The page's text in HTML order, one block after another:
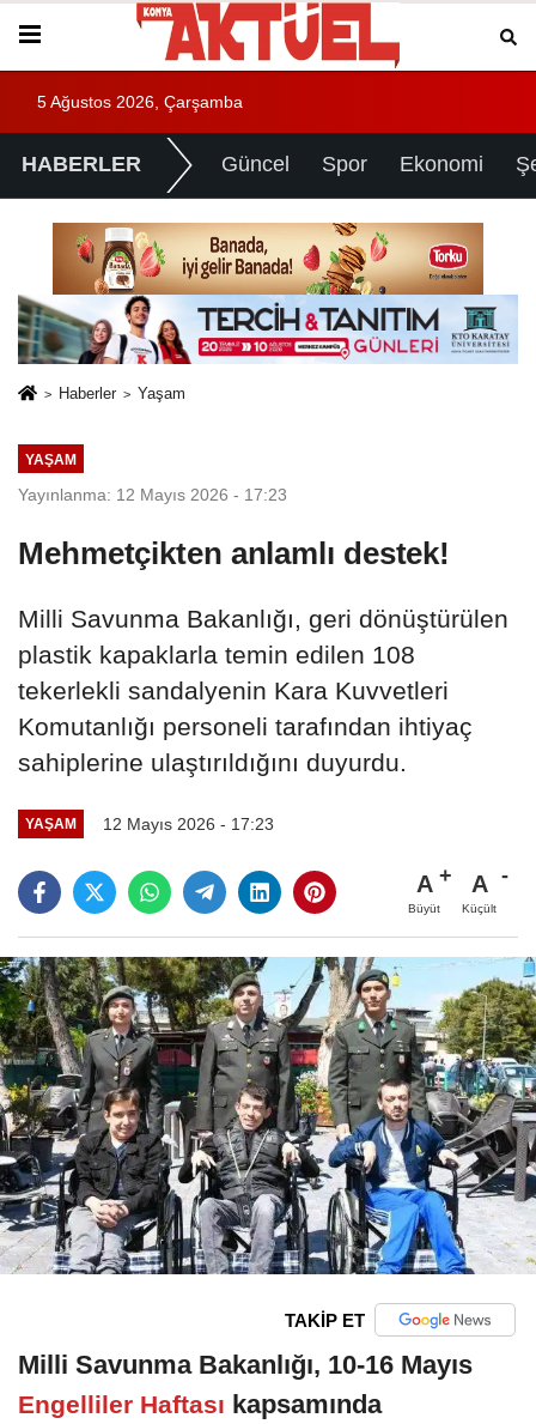
5 Ağustos 2026, Çarşamba
HABERLER Güncel Spor Ekonomi
Haberler Yaşam
YAŞAM
Yayınlanma: 12 Mayıs 2026 - 17:23
Mehmetçikten anlamlı destek!
Milli Savunma Bakanlığı, geri dönüştürülen
plastik kapaklarla temin edilen 108
tekerlekli sandalyenin Kara Kuvvetleri
Komutanlığı personeli tarafından ihtiyaç
sahiplerine ulaştırıldığını duyurdu.
YAŞAM 12 Mayıs 2026 - 17:23
A
Büyüt
A
Küçült
TAKİP ET
Milli Savunma Bakanlığı, 10-16 Mayıs
Engelliler Haftası kapsamında